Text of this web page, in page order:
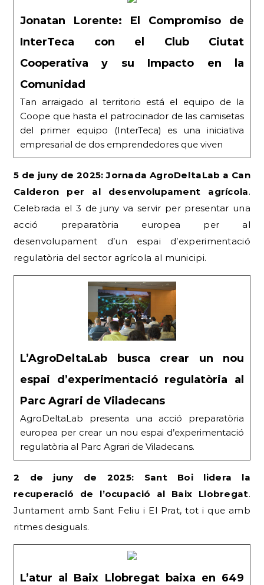
Jonatan Lorente: El Compromiso de
InterTeca con el Club Ciutat
Cooperativa y su Impacto en la
Comunidad
Tan arraigado al territorio está el equipo de la
Coope que hasta el patrocinador de las camisetas
del primer equipo (InterTeca) es una iniciativa
empresarial de dos emprendedores que viven
5 de juny de 2025: Jornada AgroDeltaLab a Can
Calderon per al desenvolupament agrícola.
Celebrada el 3 de juny va servir per presentar una
acció preparatòria europea per al
desenvolupament d’un espai d’experimentació
regulatòria del sector agrícola al municipi.
L’AgroDeltaLab busca crear un nou
espai d’experimentació regulatòria al
Parc Agrari de Viladecans
AgroDeltaLab presenta una acció preparatòria
europea per crear un nou espai d’experimentació
regulatòria al Parc Agrari de Viladecans.
2 de juny de 2025: Sant Boi lidera la
recuperació de l’ocupació al Baix Llobregat.
Juntament amb Sant Feliu i El Prat, tot i que amb
ritmes desiguals.
L’atur al Baix Llobregat baixa en 649